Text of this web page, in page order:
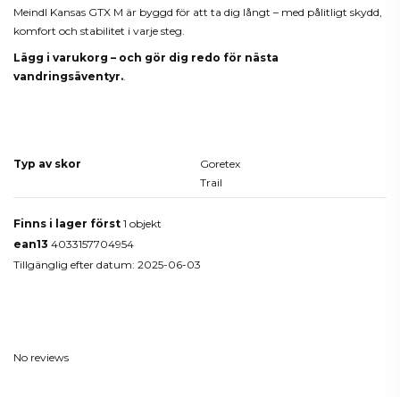
Meindl Kansas GTX M är byggd för att ta dig långt – med pålitligt skydd,
komfort och stabilitet i varje steg.
Lägg i varukorg – och gör dig redo för nästa
vandringsäventyr..
Typ av skor
Goretex
Trail
Finns i lager först 1 objekt
ean13 4033157704954
Tillgänglig efter datum: 2025-06-03
No reviews